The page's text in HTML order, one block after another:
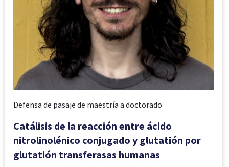
Defensa de pasaje de maestría a doctorado
Catálisis de la reacción entre ácido
nitrolinolénico conjugado y glutatión por
glutatión transferasas humanas